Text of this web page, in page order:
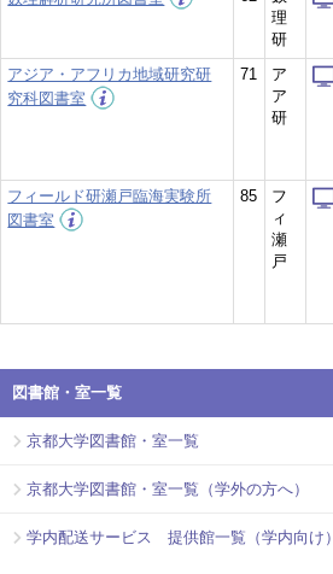
理
研
アジア・アフリカ地域研究研
究科図書室
71
ア
ア
研
フィールド研瀬戸臨海実験所
図書室
85
フ
ィ
瀬
戸
図書館・室一覧
京都大学図書館・室一覧
京都大学図書館・室一覧（学外の方へ）
学内配送サービス 提供館一覧（学内向け）